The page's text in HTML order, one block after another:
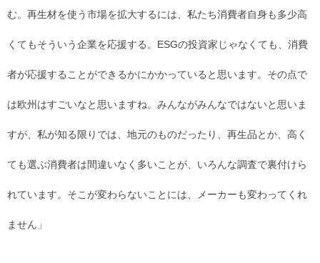
む。再生材を使う市場を拡大するには、私たち消費者自身も多少高
くてもそういう企業を応援する。ESGの投資家じゃなくても、消費
者が応援することができるかにかかっていると思います。その点で
は欧州はすごいなと思いますね。みんながみんなではないと思いま
すが、私が知る限りでは、地元のものだったり、再生品とか、高く
ても選ぶ消費者は間違いなく多いことが、いろんな調査で裏付けら
れています。そこが変わらないことには、メーカーも変わってくれ
ません」